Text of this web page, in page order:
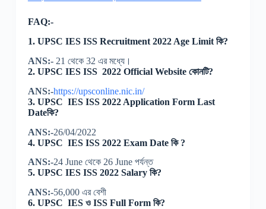
FAQ:-
1. UPSC IES ISS Recruitment 2022 Age Limit কি?
ANS:-21 থেকে 32 এর মধ্যে।
2. UPSC IES ISS 2022 Official Website কোনটি?
ANS:-https://upsconline.nic.in/
3. UPSC IES ISS 2022 Application Form Last
Dateকি?
ANS:-26/04/2022
4. UPSC IES ISS 2022 Exam Date কি ?
ANS:-24 June থেকে 26 June পর্যন্ত
5. UPSC IES ISS 2022 Salary কি?
ANS:-56,000 এর বেশী
6. UPSC IES ও ISS Full Form কি?